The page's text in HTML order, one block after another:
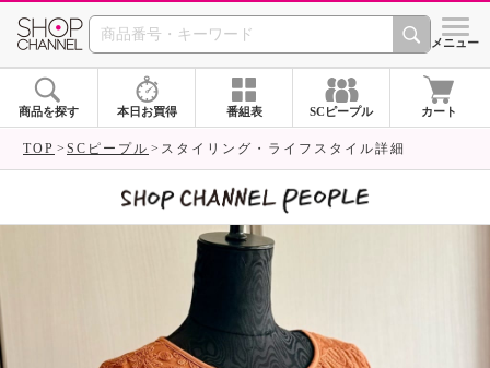
SHOP CHANNEL シメニュー
商品を探す 本日お買得 番組表 SCピープル カート
TOP SCピープル スタイリング・ライフスタイル詳細